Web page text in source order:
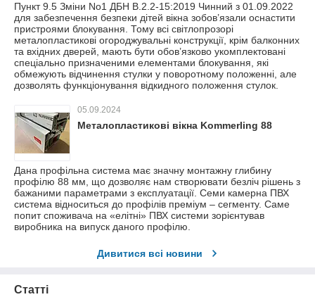
Пункт 9.5 Зміни No1 ДБН В.2.2-15:2019 Чинний з 01.09.2022
для забезпечення безпеки дітей вікна зобов’язали оснастити
пристроями блокування. Тому всі світлопрозорі
металопластикові огороджувальні конструкції, крім балконних
та вхідних дверей, мають бути обов’язково укомплектовані
спеціально призначеними елементами блокування, які
обмежують відчинення стулки у поворотному положенні, але
дозволять функціонування відкидного положення стулок.
05.09.2024
Металопластикові вікна Kommerling 88
Дана профільна система має значну монтажну глибину
профілю 88 мм, що дозволяє нам створювати безліч рішень з
бажаними параметрами з експлуатації. Семи камерна ПВХ
система відноситься до профілів преміум – сегменту. Саме
попит споживача на «елітні» ПВХ системи зорієнтував
виробника на випуск даного профілю.
Дивитися всі новини
Статті